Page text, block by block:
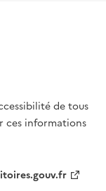
de tous
ces informations